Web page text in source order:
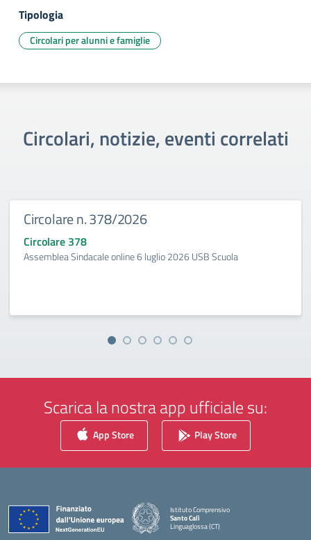
Tipologia
Circolari per alunni e famiglie
Circolari, notizie, eventi correlati
Circolare n. 378/2026
Circolare 378
Assemblea Sindacale online 6 luglio 2026 USB Scuola
Scarica la nostra app ufficiale su:
App Store Play Store
Istituto Comprensivo
Santo Calì
Linguaglossa (CT)
— Visita la pagina iniziale della scuola